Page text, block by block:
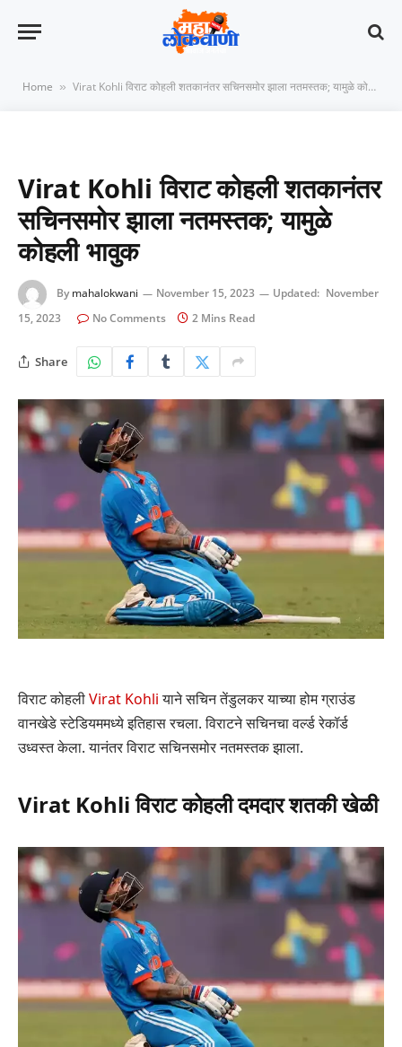
Home » Virat Kohli विराट कोहली शतकानंतर सचिनसमोर झाला नतमस्तक; यामुळे कोहली भावुक
Virat Kohli विराट कोहली शतकानंतर
सचिनसमोर झाला नतमस्तक; यामुळे
कोहली भावुक
By mahalokwani November 15, 2023 Updated: November
15, 2023
No Comments 2 Mins Read
Share
विराट कोहलीVirat Kohliयाने सचिन तेंडुलकर याच्या होम ग्राउंड
वानखेडे स्टेडियममध्ये इतिहास रचला. विराटने सचिनचा वर्ल्ड रेकॉर्ड
उध्वस्त केला. यानंतर विराट सचिनसमोर नतमस्तक झाला.
Virat Kohli विराट कोहली दमदार शतकी खेळी